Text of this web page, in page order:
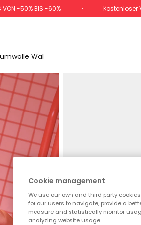
VON -50% BIS -60% Kostenloser
Wal
Cookie management
We use our own and third party
for our users to navigate, provide a
measure and statistically monitor
analyzing website usage.